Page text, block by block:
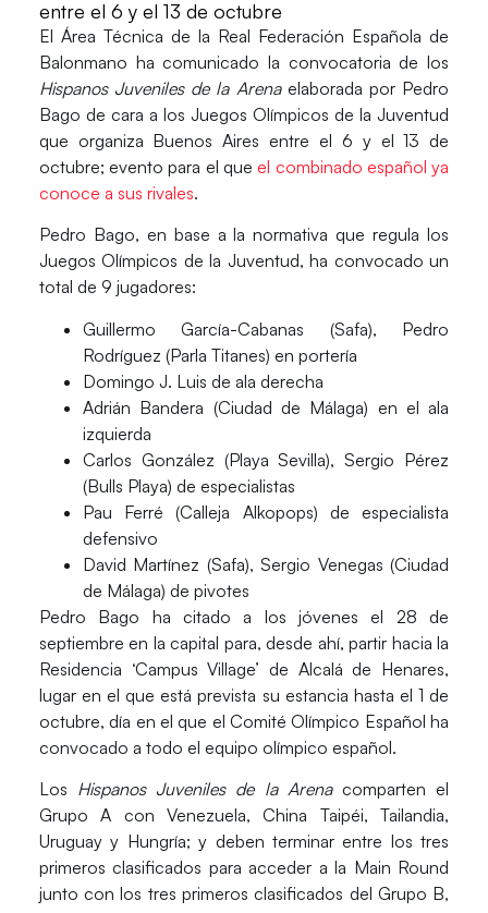
entre el 6 y el 13 de octubre
El Área Técnica de la Real Federación Española de
Balonmano ha comunicado la convocatoria de los
Hispanos Juveniles de la Arenaelaborada por Pedro
Bago de cara a losJuegos Olímpicos de la Juventud
que organiza Buenos Aires entre el 6 y el 13 de
octubre; evento para el queel combinado español ya
conoce a sus rivales.
Pedro Bago, en base a la normativa que regula los
Juegos Olímpicos de la Juventud, ha convocado un
total de 9 jugadores:
Guillermo García-Cabanas (Safa), Pedro
Rodríguez (Parla Titanes) en portería
Domingo J. Luis de ala derecha
Adrián Bandera (Ciudad de Málaga) en el ala
izquierda
Carlos González (Playa Sevilla),Sergio Pérez
(Bulls Playa) de especialistas
Pau Ferré (Calleja Alkopops) de especialista
defensivo
David Martínez (Safa),Sergio Venegas (Ciudad
de Málaga) de pivotes
Pedro Bago ha citado a los jóvenes el 28 de
septiembre en la capital para, desde ahí, partir hacia la
Residencia ‘Campus Village’ de Alcalá de Henares,
lugar en el que está prevista su estancia hasta el 1 de
octubre, día en el que el Comité Olímpico Español ha
convocado a todo el equipo olímpico español.
Los Hispanos Juveniles de la Arenacomparten el
Grupo A con Venezuela, China Taipéi, Tailandia,
Uruguay y Hungría; y deben terminar entre los tres
primeros clasificados para acceder a la Main Round
junto con los tres primeros clasificados del Grupo B,